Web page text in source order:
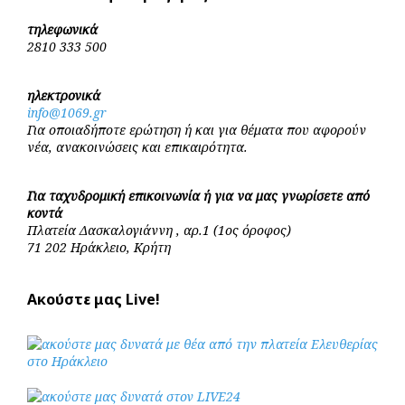
τηλεφωνικά
2810 333 500
ηλεκτρονικά
info@1069.gr
Για οποιαδήποτε ερώτηση ή και για θέματα που αφορούν
νέα, ανακοινώσεις και επικαιρότητα.
Για ταχυδρομική επικοινωνία ή για να μας γνωρίσετε από
κοντά
Πλατεία Δασκαλογιάννη , αρ.1 (1ος όροφος)
71 202 Ηράκλειο, Κρήτη
Ακούστε μας Live!